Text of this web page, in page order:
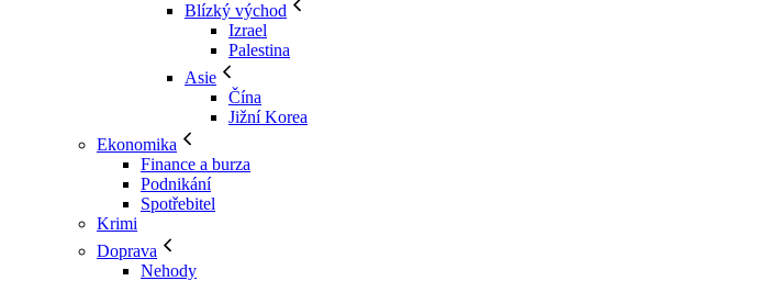
Blízký východ
Izrael
Palestina
Asie
Čína
Jižní Korea
Ekonomika
Finance a burza
Podnikání
Spotřebitel
Krimi
Doprava
Nehody